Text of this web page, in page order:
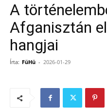
A
Afganisztán
hangjai
Írta: FüHü - 2026-01-29